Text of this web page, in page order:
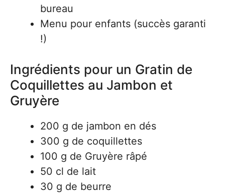
bureau
Menu pour enfants (succès garanti
!)
Ingrédients pour un Gratin de
Coquillettes au Jambon et
Gruyère
200 g de jambon en dés
300 g de coquillettes
100 g de Gruyère râpé
50 cl de lait
30 g de beurre